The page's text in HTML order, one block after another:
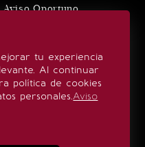
tu experiencia
Al continuar
política de cookies
personales.Aviso
Aviso Oportuno
SÍGUENOS